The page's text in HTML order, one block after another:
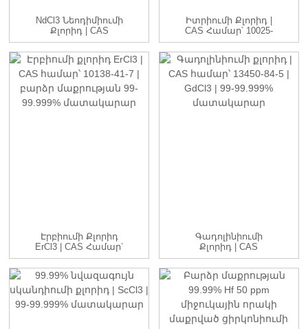
NdCl3 Նեոդիմիումի
Քլորիդ | CAS
Համար՝ 10024-93-8 ...
Իտրիումի Քլորիդ |
CAS Համար՝ 10025-
94-2 | YCl3 ...
Էրբիումի Քլորիդ
ErCl3 | CAS Համար՝
10138-41-7 | Ժ...
Գադոլինիումի
Քլորիդ | CAS
Համար՝ 13450-84-5 |
GdC...